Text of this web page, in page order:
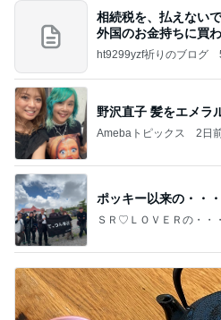
相続税を、払えない
外国のお金持ちに買
すよ
ht9299yzf祈りのブログ
野沢直子 髪をエメラ
Amebaトピックス 2日
ポッキー以来の・・
ＳＲ♡ＬＯＶＥＲの・・